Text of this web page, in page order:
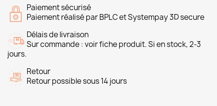
Paiement sécurisé
Paiement réalisé par BPLC et Systempay 3D secure
Délais de livraison
Sur commande : voir fiche produit. Si en stock, 2-3
jours.
Retour
Retour possible sous 14 jours